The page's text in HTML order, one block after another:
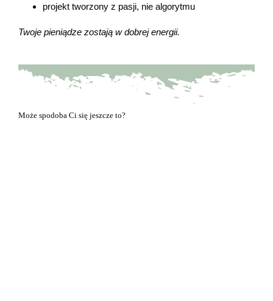
projekt tworzony z pasji, nie algorytmu
Twoje pieniądze zostają w dobrej energii.
Może spodoba Ci się jeszcze to?